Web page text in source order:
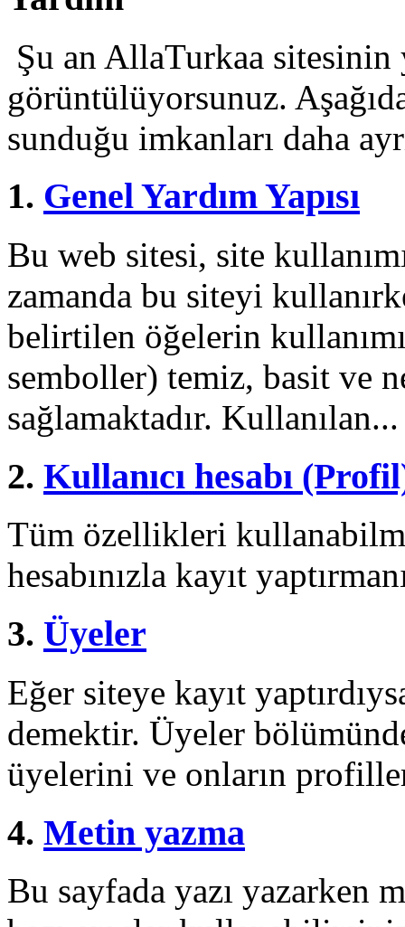
Şu an AllaTurkaa sitesinin
görüntülüyorsunuz.
sunduğu imkanları daha
1. Genel Yardım Yapısı
Bu web sitesi, site
zamanda bu siteyi
belirtilen öğelerin
semboller) temiz, basit ve
sağlamaktadır. Kullanılan...
2. Kullanıcı hesabı
Tüm özellikleri
hesabınızla kayıt
3. Üyeler
Eğer siteye kayıt
demektir. Üyeler
üyelerini ve onların
4. Metin yazma
Bu sayfada yazı yazarken